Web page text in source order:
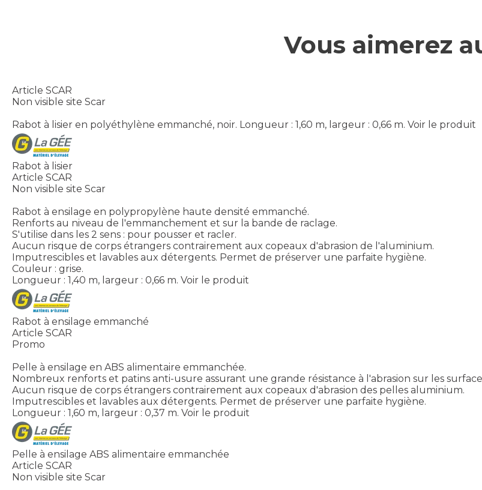
Vous aimerez
Article SCAR
Non visible site Scar
Rabot à lisier en polyéthylène emmanché, noir. Longueur : 1,60 m, largeur : 0,66 m. Voir le produit
Rabot à lisier
Article SCAR
Non visible site Scar
Rabot à ensilage en polypropylène haute densité emmanché.
Renforts au niveau de l'emmanchement et sur la bande de raclage.
S'utilise dans les 2 sens : pour pousser et racler.
Aucun risque de corps étrangers contrairement aux copeaux d'abrasion de l'aluminium.
Imputrescibles et lavables aux détergents. Permet de préserver une parfaite hygiène.
Couleur : grise.
Longueur : 1,40 m, largeur : 0,66 m. Voir le produit
Rabot à ensilage emmanché
Article SCAR
Promo
Pelle à ensilage en ABS alimentaire emmanchée.
Nombreux renforts et patins anti-usure assurant une grande résistance à l'abrasion sur les
Aucun risque de corps étrangers contrairement aux copeaux d'abrasion des pelles aluminium.
Imputrescibles et lavables aux détergents. Permet de préserver une parfaite hygiène.
Longueur : 1,60 m, largeur : 0,37 m. Voir le produit
Pelle à ensilage ABS alimentaire emmanchée
Article SCAR
Non visible site Scar